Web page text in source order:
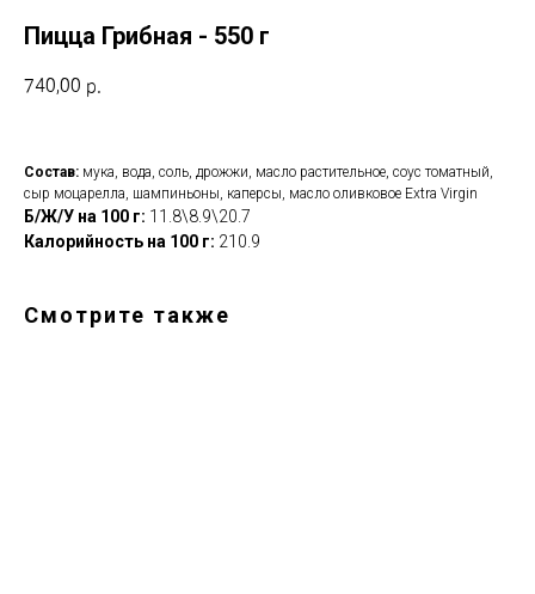
Пицца Грибная - 550 г
740,00 р.
Состав: мука, вода, соль, дрожжи, масло растительное, соус томатный,
сыр моцарелла, шампиньоны, каперсы, масло оливковое Extra Virgin
Б/Ж/У на 100 г: 11.8\8.9\20.7
Калорийность на 100 г: 210.9
Смотрите также